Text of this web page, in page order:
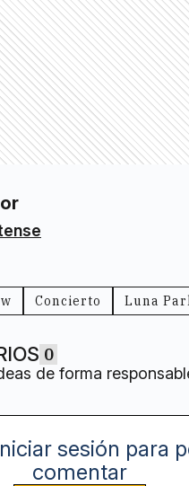
Concierto Luna
0
de forma
sesión para
comentar